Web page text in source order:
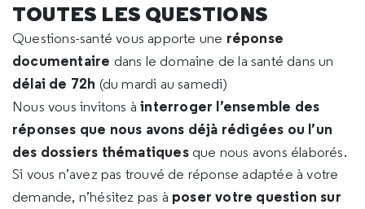
TOUTES LES QUESTIONS
Questions-santé vous apporte une réponse
documentaire dans le domaine de la santé dans un
délai de 72h (du mardi au samedi)
Nous vous invitons àinterroger l’ensemble des
réponses que nous avons déjà rédigées ou l’un
des dossiers thématiques que nous avons élaborés.
Si vous n’avez pas trouvé de réponse adaptée à votre
demande, n’hésitez pas à poser votre question sur